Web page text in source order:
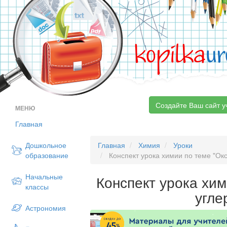
kopilka
МЕНЮ
Главная
Дошкольное
образование
Начальные
классы
Астрономия
Создайте Ваш сайт
Главная Химия
Уроки
Конспект урока химии по теме
Конспект урока